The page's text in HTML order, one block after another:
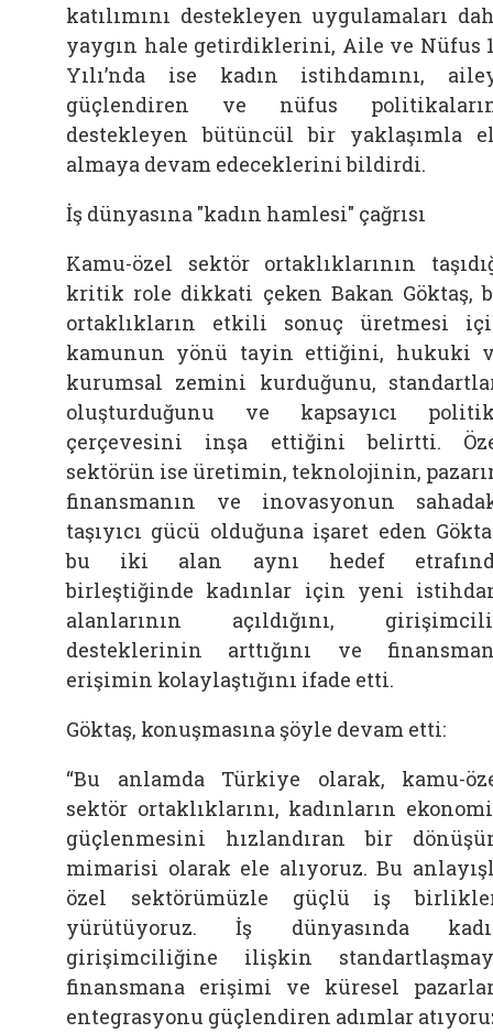
katılımını destekleyen uygulamaları
yaygın hale getirdiklerini, Aile ve Nüfus
Yılı’nda ise kadın istihdamını,
güçlendiren ve nüfus
destekleyen bütüncül bir yaklaşımla
almaya devam edeceklerini bildirdi.
İş dünyasına "kadın hamlesi" çağrısı
Kamu-özel sektör ortaklıklarının
kritik role dikkati çeken Bakan Göktaş,
ortaklıkların etkili sonuç üretmesi
kamunun yönü tayin ettiğini, hukuki
kurumsal zemini kurduğunu,
oluşturduğunu ve kapsayıcı
çerçevesini inşa ettiğini belirtti.
sektörün ise üretimin, teknolojinin,
finansmanın ve inovasyonun
taşıyıcı gücü olduğuna işaret eden
bu iki alan aynı hedef
birleştiğinde kadınlar için yeni
alanlarının açıldığını,
desteklerinin arttığını ve
erişimin kolaylaştığını ifade etti.
Göktaş, konuşmasına şöyle devam etti:
“Bu anlamda Türkiye olarak, kamu-
sektör ortaklıklarını, kadınların
güçlenmesini hızlandıran bir
mimarisi olarak ele alıyoruz. Bu
özel sektörümüzle güçlü iş
yürütüyoruz. İş dünyasında
girişimciliğine ilişkin
finansmana erişimi ve küresel
entegrasyonu güçlendiren adımlar